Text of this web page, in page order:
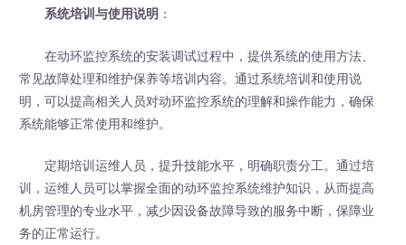
系统培训与使用说明 ：
在动环监控系统的安装调试过程中，提供系统的使用方法、
常见故障处理和维护保养等培训内容。通过系统培训和使用说
明，可以提高相关人员对动环监控系统的理解和操作能力，确保
系统能够正常使用和维护。
定期培训运维人员，提升技能水平，明确职责分工。通过培
训，运维人员可以掌握全面的动环监控系统维护知识，从而提高
机房管理的专业水平，减少因设备故障导致的服务中断，保障业
务的正常运行。